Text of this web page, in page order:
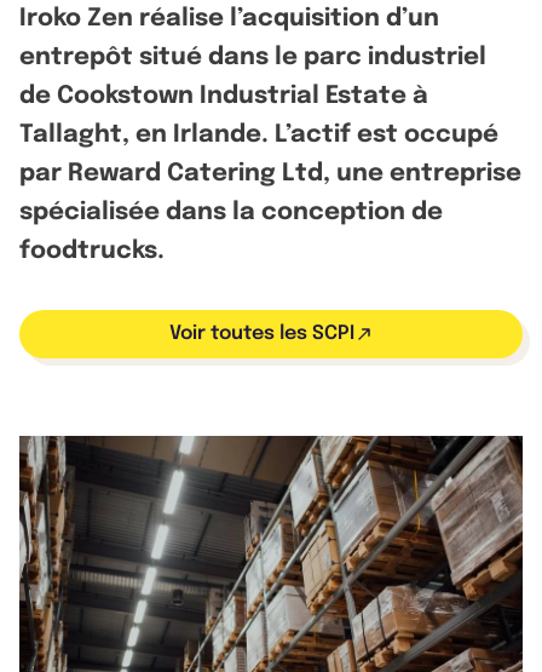
Iroko Zen réalise l’acquisition d’un
entrepôt situé dans le parc industriel
de Cookstown Industrial Estate à
Tallaght, en Irlande. L’actif est occupé
par Reward Catering Ltd, une entreprise
spécialisée dans la conception de
foodtrucks.
Voir toutes les SCPI